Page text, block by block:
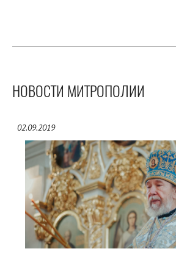
НОВОСТИ МИТРОПОЛИИ
02.09.2019